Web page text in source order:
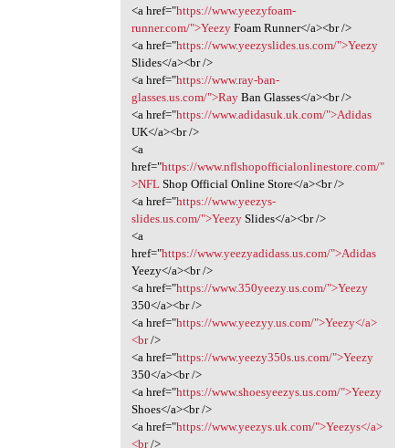
<a href="https://www.yeezyfoam-
runner.com/">YeezyFoam Runner</a><br />
<a href="https://www.yeezyslides.us.com/">Yeezy
Slides</a><br />
<a href="https://www.ray-ban-
glasses.us.com/">RayBan Glasses</a><br />
<a href="https://www.adidasuk.uk.com/">Adidas
UK</a><br />
<a
href="https://www.nflshopofficialonlinestore.com/"
>NFLShop Official Online Store</a><br />
<a href="https://www.yeezys-
slides.us.com/">YeezySlides</a><br />
<a
href="https://www.yeezyadidass.us.com/">Adidas
Yeezy</a><br />
<a href="https://www.350yeezy.us.com/">Yeezy
350</a><br />
<a href="https://www.yeezyy.us.com/">Yeezy</a>
<br/>
<a href="https://www.yeezy350s.us.com/">Yeezy
350</a><br />
<a href="https://www.shoesyeezys.us.com/">Yeezy
Shoes</a><br />
<a href="https://www.yeezys.uk.com/">Yeezys</a>
<br/>